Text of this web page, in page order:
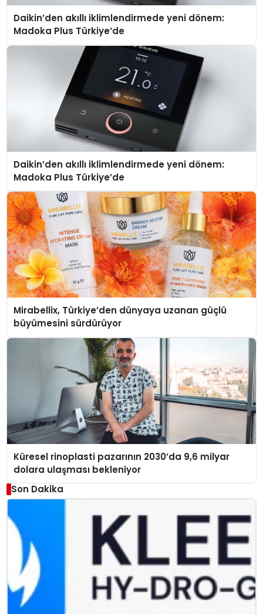
Daikin’den akıllı iklimlendirmede yeni dönem:
Madoka Plus Türkiye’de
Daikin’den akıllı iklimlendirmede yeni dönem:
Madoka Plus Türkiye’de
Mirabellix, Türkiye’den dünyaya uzanan güçlü
büyümesini sürdürüyor
Küresel rinoplasti pazarının 2030’da 9,6 milyar
dolara ulaşması bekleniyor
Son Dakika